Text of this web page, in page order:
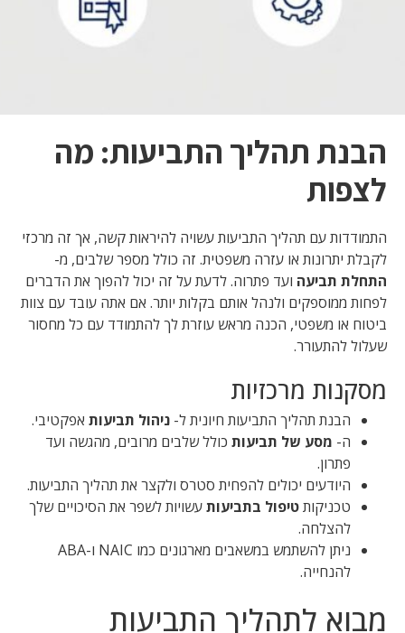
הבנת תהליך התביעות: מה
לצפות
התמודדות עם תהליך התביעות עשויה להיראות קשה, אך זה מרכזי
לקבלת יתרונות או עזרה משפטית. זה כולל מספר שלבים, מ-
התחלת תביעה ועד פתרוה. לדעת על זה יכול להפוך את הדברים
לפחות ממוספקים ולנהל אותם בקלות יותר. אם אתה עובד עם צוות
ביטוח או משפטי, הכנה מראש עוזרת לך להתמודד עם כל מחסור
שעלול להתעורר.
מסקנות מרכזיות
הבנת תהליך התביעות חיונית ל- ניהול תביעות אפקטיבי.
ה- מסע של תביעות כולל שלבים מרובים, מהגשה ועד
פתרון.
היודעים יכולים להפחית סטרס ולקצר את תהליך התביעות.
טכניקותטיפול בתביעותעשויות לשפר את הסיכויים שלך
להצלחה.
ניתן להשתמש במשאבים מארגונים כמו NAIC ו-ABA
להנחייה.
מבוא לתהליך התביעות